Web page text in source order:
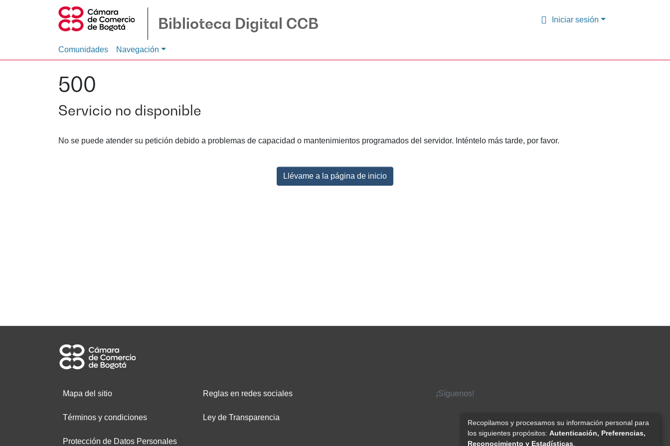
Biblioteca Digital CCB Iniciar sesión
Comunidades Navegación
500
Servicio no disponible
No se puede atender su petición debido a problemas de capacidad o mantenimientos programados del servidor. Inténtelo más tarde, por favor.
Llévame a la página de inicio
Mapa del sitio
Términos y condiciones
Protección de Datos Personales
Reglas en redes sociales
Ley de Transparencia
¡Síguenos!
Recopilamos y procesamos su información personal para
los siguientes propósitos: Autenticación, Preferencias,
Reconocimiento y Estadísticas